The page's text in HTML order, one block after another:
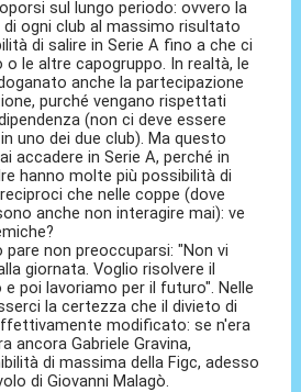
sul lungo periodo: ovvero la
ogni club al massimo risultato
di salire in Serie A fino a che ci
o le altre capogruppo. In realtà, le
anche la partecipazione
purché vengano rispettati
(non ci deve essere
uno dei due club). Ma questo
accadere in Serie A, perché in
hanno molte più possibilità di
che nelle coppe (dove
anche non interagire mai): ve
non preoccuparsi: "Non vi
giornata. Voglio risolvere il
poi lavoriamo per il futuro". Nelle
la certezza che il divieto di
modificato: se n'era
ancora Gabriele Gravina,
di massima della Figc, adesso
di Giovanni Malagò.